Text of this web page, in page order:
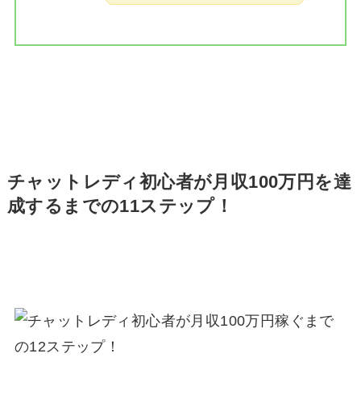
チャットレディ初心者が月収100万円を達
成するまでの11ステップ！